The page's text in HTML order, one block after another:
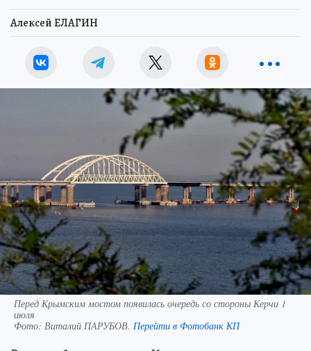
Алексей ЕЛАГИН
Перед Крымским мостом появилась очередь со стороны Керчи 1
июля
Фото: Виталий ПАРУБОВ. Перейти в Фотобанк КП